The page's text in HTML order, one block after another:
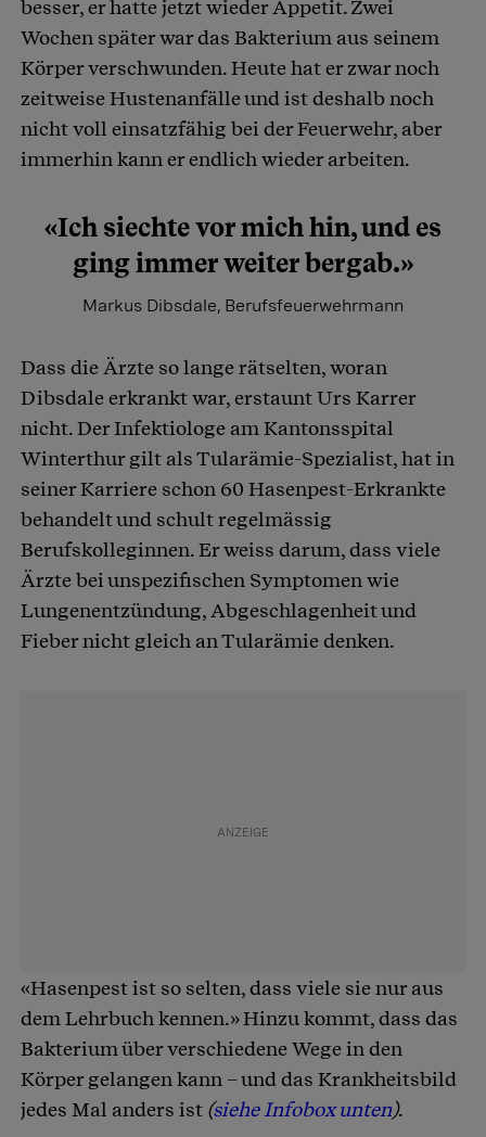
besser, er hatte jetzt wieder Appetit. Zwei
Wochen später war das Bakterium aus seinem
Körper verschwunden. Heute hat er zwar noch
zeitweise Hustenanfälle und ist deshalb noch
nicht voll einsatzfähig bei der Feuerwehr, aber
immerhin kann er endlich wieder arbeiten.
«Ich siechte vor mich hin, und es
ging immer weiter bergab.»
Markus Dibsdale, Berufsfeuerwehrmann
Dass die Ärzte so lange rätselten, woran
Dibsdale erkrankt war, erstaunt Urs Karrer
nicht. Der Infektiologe am Kantonsspital
Winterthur gilt als Tularämie-Spezialist, hat in
seiner Karriere schon 60 Hasenpest-Erkrankte
behandelt und schult regelmässig
Berufskolleginnen. Er weiss darum, dass viele
Ärzte bei unspezifischen Symptomen wie
Lungenentzündung, Abgeschlagenheit und
Fieber nicht gleich an Tularämie denken.
«Hasenpest ist so selten, dass viele sie nur aus
dem Lehrbuch kennen.» Hinzu kommt, dass das
Bakterium über verschiedene Wege in den
Körper gelangen kann – und das Krankheitsbild
jedes Mal anders ist (siehe Infobox unten).